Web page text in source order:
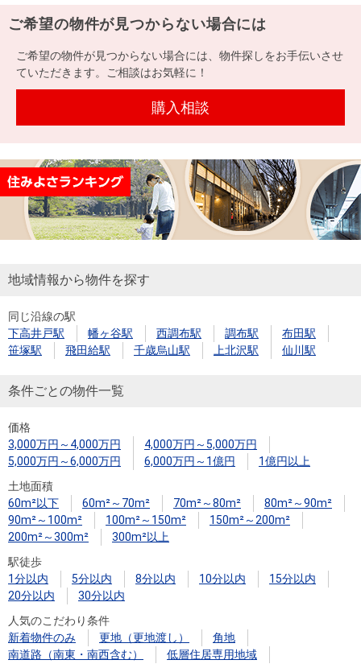
ンを
探す
一戸
建て
す
用
物
件
を
す
件を
探す
購入向け
サービス
住宅ロー
ンシミュ
住まい1プ
ラス（お
暮らしの
税金の本
（電子ブ
ック）
ド
定
談
売却
金額
試算
売却向け
周辺相場
住まい1プ
住まいと
暮らしの
税金の本
売却ガイ
ド
経営ビジ
ョン
組織図
役員一
沿革
本社地
図
（電子ブ
ック版）
提携企業にお勤めの方
閉じる
ご希望の物件が見つからない場合には
ご希望の物件が見つからない場合には、物件探しをお手伝いさせ
ていただきます。ご相談はお気軽に！
購入相談
地域情報から物件を探す
同じ沿線の駅
下高井戸駅
幡ヶ谷駅 西調布駅 調布駅
布田駅
笹塚駅
飛田給駅 千歳烏山駅 上北沢駅 仙川駅
条件ごとの物件一覧
価格
3,000万円～4,000万円
4,000万円～5,000万円
5,000万円～6,000万円
6,000万円～1億円
1億円以上
土地面積
60m²以下
60m²～70m² 70m²～80m²
80m²～90m²
90m²～100m²
100m²～150m²
150m²～200m²
200m²～300m²
300m²以上
駅徒歩
1分以内
5分以内 8分以内 10分以内
15分以内
20分以内
30分以内
人気のこだわり条件
新着物件のみ
更地（更地渡し）
角地
南道路（南東・南西含む）
低層住居専用地域